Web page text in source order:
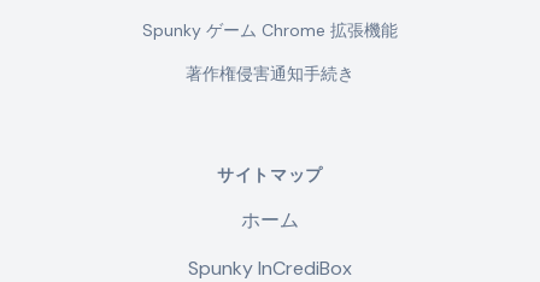
Spunky ゲーム Chrome 拡張機能
著作権侵害通知手続き
サイトマップ
ホーム
Spunky InCrediBox